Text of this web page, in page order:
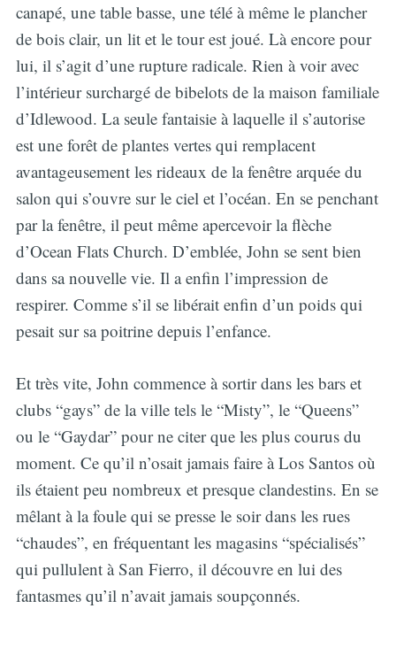
canapé, une table basse, une télé à même le plancher
de bois clair, un lit et le tour est joué. Là encore pour
lui, il s’agit d’une rupture radicale. Rien à voir avec
l’intérieur surchargé de bibelots de la maison familiale
d’Idlewood. La seule fantaisie à laquelle il s’autorise
est une forêt de plantes vertes qui remplacent
avantageusement les rideaux de la fenêtre arquée du
salon qui s’ouvre sur le ciel et l’océan. En se penchant
par la fenêtre, il peut même apercevoir la flèche
d’Ocean Flats Church. D’emblée, John se sent bien
dans sa nouvelle vie. Il a enfin l’impression de
respirer. Comme s’il se libérait enfin d’un poids qui
pesait sur sa poitrine depuis l’enfance.
Et très vite, John commence à sortir dans les bars et
clubs “gays” de la ville tels le “Misty”, le “Queens”
ou le “Gaydar” pour ne citer que les plus courus du
moment. Ce qu’il n’osait jamais faire à Los Santos où
ils étaient peu nombreux et presque clandestins. En se
mêlant à la foule qui se presse le soir dans les rues
“chaudes”, en fréquentant les magasins “spécialisés”
qui pullulent à San Fierro, il découvre en lui des
fantasmes qu’il n’avait jamais soupçonnés.